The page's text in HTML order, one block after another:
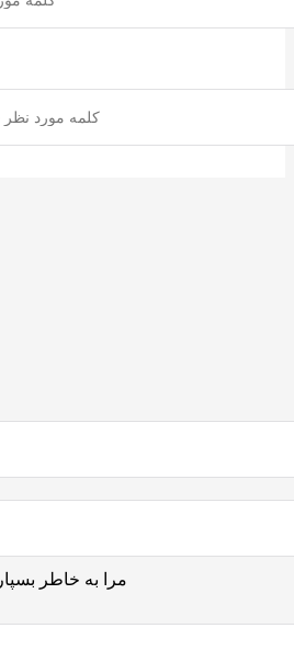
مرا به خاطر بسپار